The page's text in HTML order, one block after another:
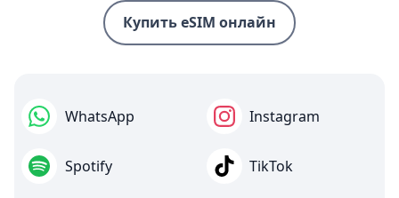
Купить eSIM онлайн
WhatsApp Instagram
Spotify TikTok